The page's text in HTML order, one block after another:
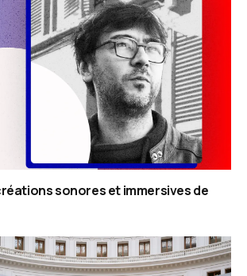
sonores et immersives de